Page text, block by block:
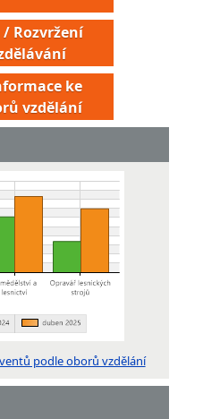
Rozvržení
ke
vzdělání
podle oborů vzdělání